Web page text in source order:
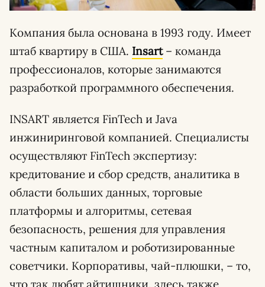
Компания была основана в 1993 году. Имеет
штаб квартиру в США. Insart– команда
профессионалов, которые занимаются
разработкой программного обеспечения.
INSART является FinTech и Java
инжиниринговой компанией. Специалисты
осуществляют FinTech экспертизу:
кредитование и сбор средств, аналитика в
области больших данных, торговые
платформы и алгоритмы, сетевая
безопасность, решения для управления
частным капиталом и роботизированные
советчики. Корпоративы, чай-плюшки, – то,
что так любят айтишники, здесь также